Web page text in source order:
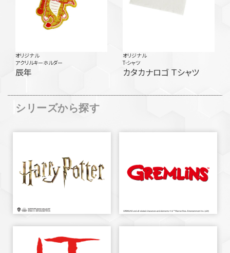
オリジナル
アクリルキーホルダー
辰年
オリジナル
T-シャツ
カタカナロゴ Ｔシャツ
シリーズから探す